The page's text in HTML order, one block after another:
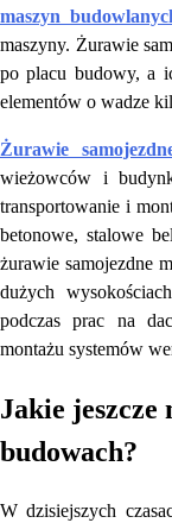
maszyn
maszyny. Żurawie
po placu budowy, a
elementów o wadze
Żurawie
wieżowców i
transportowanie i
betonowe, stalowe
żurawie samojezdne
dużych
podczas prac na
montażu systemów
Jakie jeszcze
budowach?
W dzisiejszych